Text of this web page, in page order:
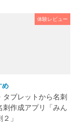
体験レビュー
め
タブレットから名刺
刺作成アプリ「みん
」